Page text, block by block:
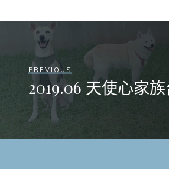
PREVIOUS
2019.06 天使心家